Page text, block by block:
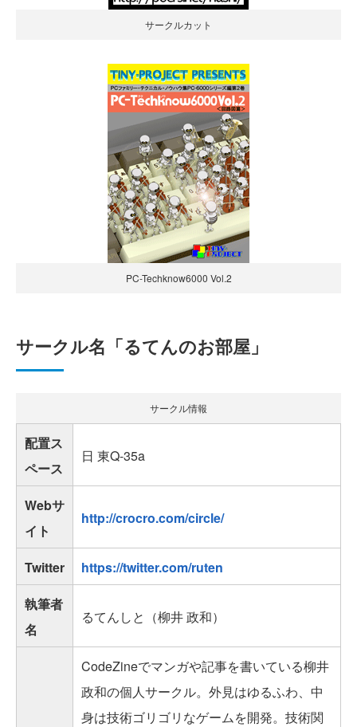
サークルカット
PC-Techknow6000 Vol.2
サークル名「るてんのお部屋」
サークル情報
配置ス
ペース
日 東Q-35a
Webサ
イト
http://crocro.com/circle/
Twitter
https://twitter.com/ruten
執筆者
名
るてんしと（柳井 政和）
CodeZineでマンガや記事を書いている柳井
政和の個人サークル。外見はゆるふわ、中
身は技術ゴリゴリなゲームを開発。技術関